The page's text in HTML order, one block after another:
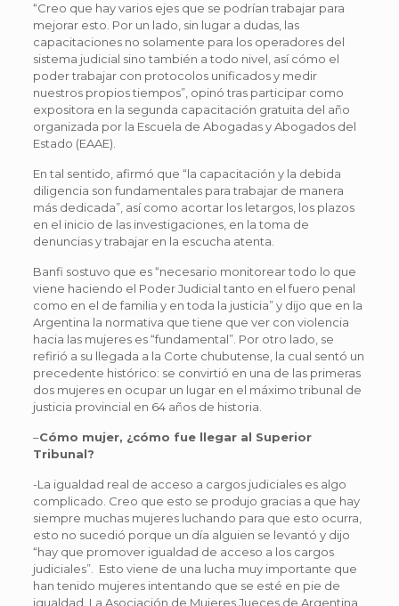
“Creo que hay varios ejes que se podrían trabajar para
mejorar esto. Por un lado, sin lugar a dudas, las
capacitaciones no solamente para los operadores del
sistema judicial sino también a todo nivel, así cómo el
poder trabajar con protocolos unificados y medir
nuestros propios tiempos”, opinó tras participar como
expositora en la segunda capacitación gratuita del año
organizada por la Escuela de Abogadas y Abogados del
Estado (EAAE).
En tal sentido, afirmó que “la capacitación y la debida
diligencia son fundamentales para trabajar de manera
más dedicada”, así como acortar los letargos, los plazos
en el inicio de las investigaciones, en la toma de
denuncias y trabajar en la escucha atenta.
Banfi sostuvo que es “necesario monitorear todo lo que
viene haciendo el Poder Judicial tanto en el fuero penal
como en el de familia y en toda la justicia” y dijo que en la
Argentina la normativa que tiene que ver con violencia
hacia las mujeres es “fundamental”. Por otro lado, se
refirió a su llegada a la Corte chubutense, la cual sentó un
precedente histórico: se convirtió en una de las primeras
dos mujeres en ocupar un lugar en el máximo tribunal de
justicia provincial en 64 años de historia.
–Cómo mujer, ¿cómo fue llegar al Superior
Tribunal?
-La igualdad real de acceso a cargos judiciales es algo
complicado. Creo que esto se produjo gracias a que hay
siempre muchas mujeres luchando para que esto ocurra,
esto no sucedió porque un día alguien se levantó y dijo
“hay que promover igualdad de acceso a los cargos
judiciales”. Esto viene de una lucha muy importante que
han tenido mujeres intentando que se esté en pie de
igualdad. La Asociación de Mujeres Jueces de Argentina